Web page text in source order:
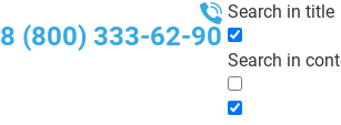
8 (800) 333-62-90
Search in title
Search in